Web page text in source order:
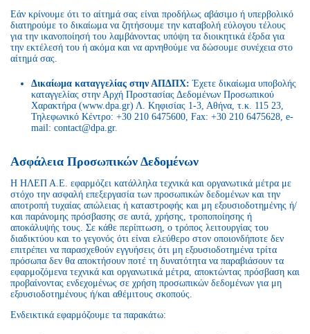
Εάν κρίνουμε ότι το αίτημά σας είναι προδήλως αβάσιμο ή υπερβολικό
διατηρούμε το δικαίωμα να ζητήσουμε την καταβολή εύλογου τέλους
για την ικανοποίησή του λαμβάνοντας υπόψη τα διοικητικά έξοδα για
την εκτέλεσή του ή ακόμα και να αρνηθούμε να δώσουμε συνέχεια στο
αίτημά σας.
Δικαίωμα καταγγελίας στην ΑΠΔΠΧ: Έχετε δικαίωμα υποβολής
καταγγελίας στην Αρχή Προστασίας Δεδομένων Προσωπικού
Χαρακτήρα (www.dpa.gr) Λ. Κηφισίας 1-3, Αθήνα, τ.κ. 115 23,
Τηλεφωνικό Κέντρο: +30 210 6475600, Fax: +30 210 6475628, e-
mail: contact@dpa.gr.
Ασφάλεια Προσωπικών Δεδομένων
Η ΗΛΕΠ Α.Ε. εφαρμόζει κατάλληλα τεχνικά και οργανωτικά μέτρα με
στόχο την ασφαλή επεξεργασία των προσωπικών δεδομένων και την
αποτροπή τυχαίας απώλειας ή καταστροφής και μη εξουσιοδοτημένης ή/
και παράνομης πρόσβασης σε αυτά, χρήσης, τροποποίησης ή
αποκάλυψής τους. Σε κάθε περίπτωση, ο τρόπος λειτουργίας του
διαδικτύου και το γεγονός ότι είναι ελεύθερο στον οποιονδήποτε δεν
επιτρέπει να παρασχεθούν εγγυήσεις ότι μη εξουσιοδοτημένα τρίτα
πρόσωπα δεν θα αποκτήσουν ποτέ τη δυνατότητα να παραβιάσουν τα
εφαρμοζόμενα τεχνικά και οργανωτικά μέτρα, αποκτώντας πρόσβαση και
προβαίνοντας ενδεχομένως σε χρήση προσωπικών δεδομένων για μη
εξουσιοδοτημένους ή/και αθέμιτους σκοπούς.
Ενδεικτικά εφαρμόζουμε τα παρακάτω: